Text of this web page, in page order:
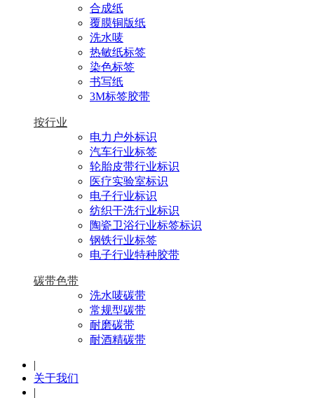
合成纸
覆膜铜版纸
洗水唛
热敏纸标签
染色标签
书写纸
3M标签胶带
按行业
电力户外标识
汽车行业标签
轮胎皮带行业标识
医疗实验室标识
电子行业标识
纺织干洗行业标识
陶瓷卫浴行业标签标识
钢铁行业标签
电子行业特种胶带
碳带色带
洗水唛碳带
常规型碳带
耐磨碳带
耐酒精碳带
|
关于我们
|